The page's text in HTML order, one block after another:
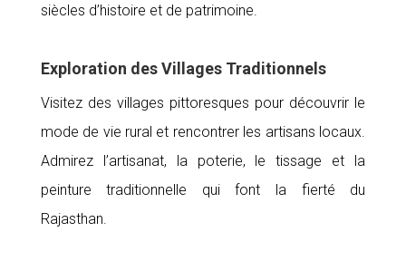
siècles d’histoire et de patrimoine.
Exploration des Villages Traditionnels
Visitez des villages pittoresques pour découvrir le
mode de vie rural et rencontrer les artisans locaux.
Admirez l’artisanat, la poterie, le tissage et la
peinture traditionnelle qui font la fierté du
Rajasthan.